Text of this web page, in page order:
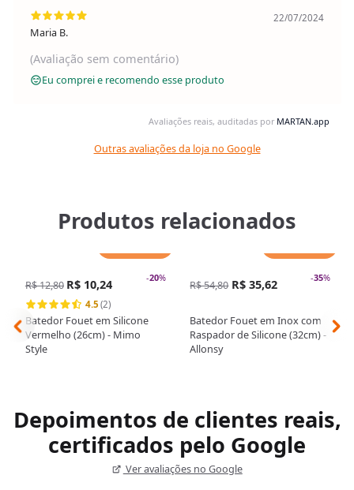
Maria B.
22/07/2024
(Avaliação sem comentário)
Eu comprei e recomendo esse produto
Avaliações reais, auditadas por MARTAN.app
Outras avaliações da loja no Google
Produtos relacionados
-20%
R$ 12,80 R$ 10,24
4.5 (2)
Batedor Fouet em Silicone
Vermelho (26cm) - Mimo
Style
-35%
R$ 54,80 R$ 35,62
Batedor Fouet em Inox com
Raspador de Silicone (32cm) -
Allonsy
Depoimentos de clientes reais,
certificados pelo Google
Ver avaliações no Google